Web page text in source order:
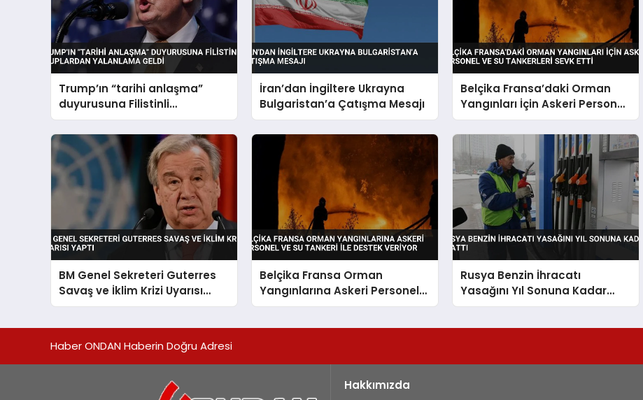
Trump’ın “tarihi anlaşma”
duyurusuna Filistinli
gruplardan yalanlama geldi
İran’dan İngiltere Ukrayna
Bulgaristan’a Çatışma Mesajı
Belçika Fransa’daki Orman
Yangınları İçin Askeri Personel
ve Su Tankerleri Sevk Etti
BM Genel Sekreteri Guterres
Savaş ve İklim Krizi Uyarısı
Yaptı
Belçika Fransa Orman
Yangınlarına Askeri Personel
ve Su Tankeri ile Destek
Rusya Benzin İhracatı
Yasağını Yıl Sonuna Kadar
Uzattı
Haber ONDAN Haberin Doğru Adresi
Hakkımızda